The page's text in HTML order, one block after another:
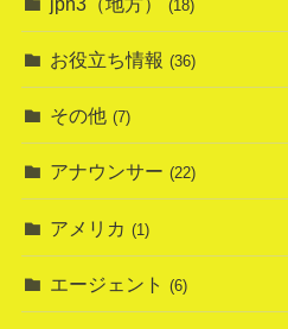
(18)
お役立ち情報 (36)
その他 (7)
アナウンサー (22)
アメリカ (1)
エージェント (6)